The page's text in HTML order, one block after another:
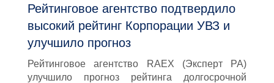
Рейтинговое агентство подтвердило
высокий рейтинг Корпорации УВЗ и
улучшило прогноз
Рейтинговое агентство RAEX (Эксперт РА)
улучшило прогноз рейтинга долгосрочной